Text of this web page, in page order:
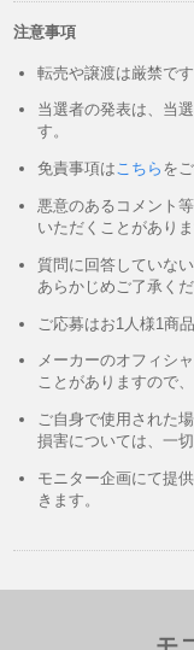
注意事項
転売や譲渡は厳禁です
当選者の発表は、当
す。
免責事項はこちら を
悪意のあるコメント
いただくことがあり
質問に回答していな
あらかじめご了承くだ
ご応募はお1人様1商
メーカーのオフィシ
ことがありますので
ご自身で使用された
損害については、一
モニター企画にて提
きます。